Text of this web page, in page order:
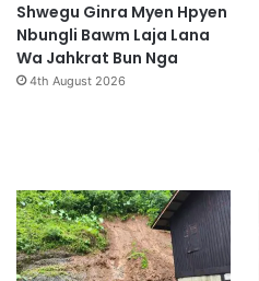
Shwegu Ginra Myen Hpyen
Nbungli Bawm Laja Lana
Wa Jahkrat Bun Nga
4th August 2026